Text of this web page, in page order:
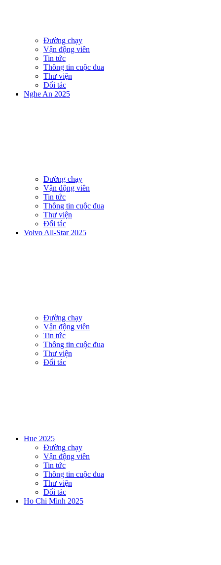
Đường chạy
Vận động viên
Tin tức
Thông tin cuộc đua
Thư viện
Đối tác
Nghe An 2025
Đường chạy
Vận động viên
Tin tức
Thông tin cuộc đua
Thư viện
Đối tác
Volvo All-Star 2025
Đường chạy
Vận động viên
Tin tức
Thông tin cuộc đua
Thư viện
Đối tác
Hue 2025
Đường chạy
Vận động viên
Tin tức
Thông tin cuộc đua
Thư viện
Đối tác
Ho Chi Minh 2025